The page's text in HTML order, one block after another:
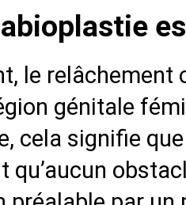
le relâchement
génitale
cela signifie
qu’aucun